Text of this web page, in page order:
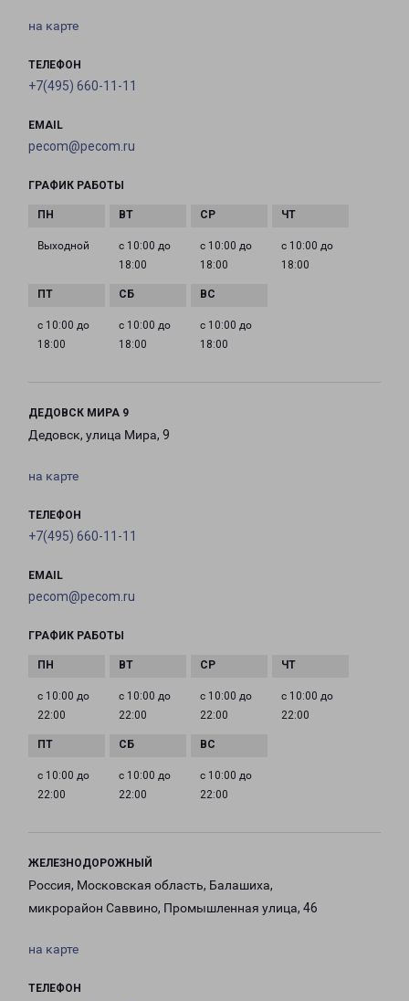
на карте
ТЕЛЕФОН
+7(495) 660-11-11
EMAIL
pecom@pecom.ru
ГРАФИК РАБОТЫ
Выходной
с 10:00 до
18:00
с 10:00 до
18:00
с 10:00 до
18:00
с 10:00 до
18:00
с 10:00 до
18:00
с 10:00 до
18:00
ДЕДОВСК МИРА 9
Дедовск, улица Мира, 9
на карте
ТЕЛЕФОН
+7(495) 660-11-11
EMAIL
pecom@pecom.ru
ГРАФИК РАБОТЫ
с 10:00 до
22:00
с 10:00 до
22:00
с 10:00 до
22:00
с 10:00 до
22:00
с 10:00 до
22:00
с 10:00 до
22:00
с 10:00 до
22:00
ЖЕЛЕЗНОДОРОЖНЫЙ
Россия, Московская область, Балашиха,
микрорайон Саввино, Промышленная улица, 46
на карте
ТЕЛЕФОН